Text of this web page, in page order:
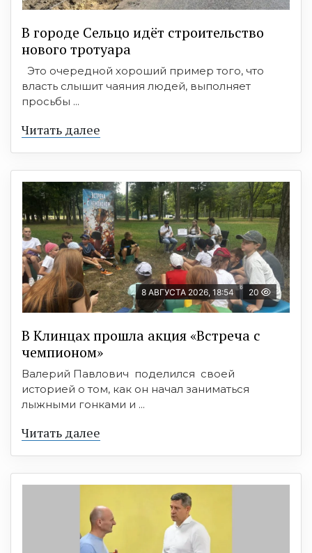
В городе Сельцо идёт строительство
нового тротуара
Это очередной хороший пример того, что
власть слышит чаяния людей, выполняет
просьбы ...
Читать далее
8 АВГУСТА 2026, 18:54 20
В Клинцах прошла акция «Встреча с
чемпионом»
Валерий Павлович поделился своей
историей о том, как он начал заниматься
лыжными гонками и ...
Читать далее